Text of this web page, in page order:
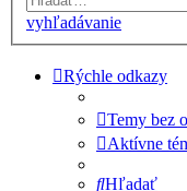
vyhľadávanie
Rýchle odkazy
Temy bez
Aktívne
Hľadať